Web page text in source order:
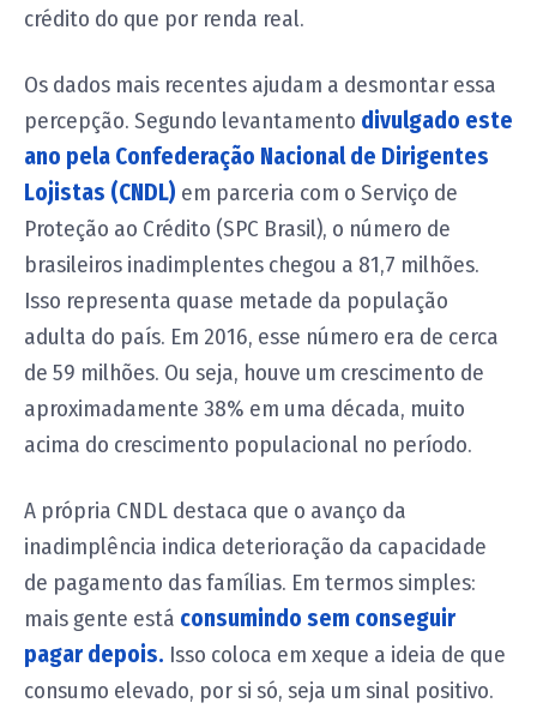
crédito do que por renda real.
Os dados mais recentes ajudam a desmontar essa
percepção. Segundo levantamento divulgado este
ano pela Confederação Nacional de Dirigentes
Lojistas (CNDL) em parceria com o Serviço de
Proteção ao Crédito (SPC Brasil), o número de
brasileiros inadimplentes chegou a 81,7 milhões.
Isso representa quase metade da população
adulta do país. Em 2016, esse número era de cerca
de 59 milhões. Ou seja, houve um crescimento de
aproximadamente 38% em uma década, muito
acima do crescimento populacional no período.
A própria CNDL destaca que o avanço da
inadimplência indica deterioração da capacidade
de pagamento das famílias. Em termos simples:
mais gente está consumindo sem conseguir
pagar depois. Isso coloca em xeque a ideia de que
consumo elevado, por si só, seja um sinal positivo.